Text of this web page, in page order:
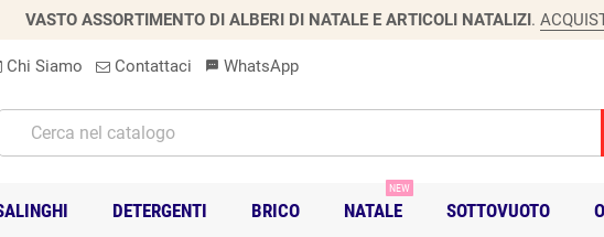
VASTO ASSORTIMENTO DI ALBERI DI NATALE E ARTICOLI NATALIZI.
Chi Siamo Contattaci sms WhatsApp
DETERGENTI BRICO NATALE
NEW
SOTTOVUOTO